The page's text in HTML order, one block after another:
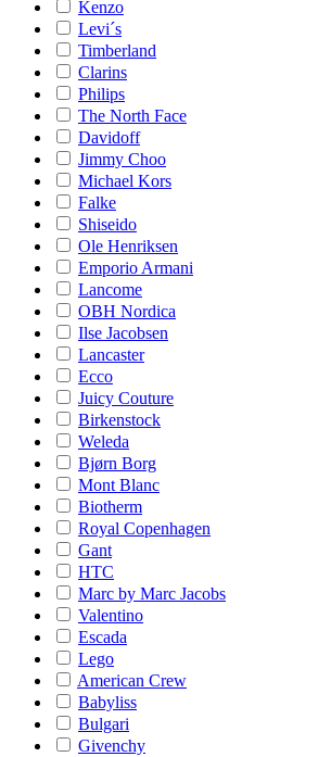
Kenzo
Levi´s
Timberland
Clarins
Philips
The North Face
Davidoff
Jimmy Choo
Michael Kors
Falke
Shiseido
Ole Henriksen
Emporio Armani
Lancome
OBH Nordica
Ilse Jacobsen
Lancaster
Ecco
Juicy Couture
Birkenstock
Weleda
Bjørn Borg
Mont Blanc
Biotherm
Royal Copenhagen
Gant
HTC
Marc by Marc Jacobs
Valentino
Escada
Lego
American Crew
Babyliss
Bulgari
Givenchy